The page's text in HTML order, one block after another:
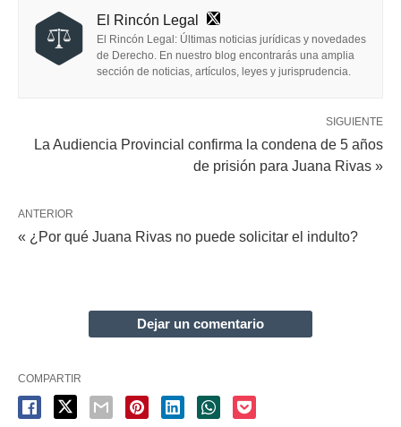
El Rincón Legal
El Rincón Legal: Últimas noticias jurídicas y novedades
de Derecho. En nuestro blog encontrarás una amplia
sección de noticias, artículos, leyes y jurisprudencia.
SIGUIENTE
La Audiencia Provincial confirma la condena de 5 años
de prisión para Juana Rivas »
ANTERIOR
« ¿Por qué Juana Rivas no puede solicitar el indulto?
Dejar un comentario
COMPARTIR